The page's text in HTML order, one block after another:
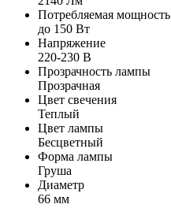
Потребляемая мощность
до 150 Вт
Напряжение
220-230 В
Прозрачность лампы
Прозрачная
Цвет свечения
Теплый
Цвет лампы
Бесцветный
Форма лампы
Груша
Диаметр
66 мм